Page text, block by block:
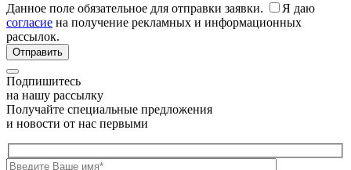
Данное поле обязательное для отправки заявки.
Я даю
согласие на получение рекламных и информационных
рассылок.
Подпишитесь
на нашу рассылку
Получайте специальные предложения
и новости от нас первыми